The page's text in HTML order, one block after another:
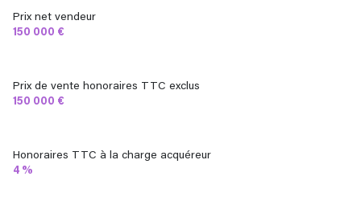
Prix net vendeur
150 000 €
Prix de vente honoraires TTC exclus
150 000 €
Honoraires TTC à la charge acquéreur
4 %